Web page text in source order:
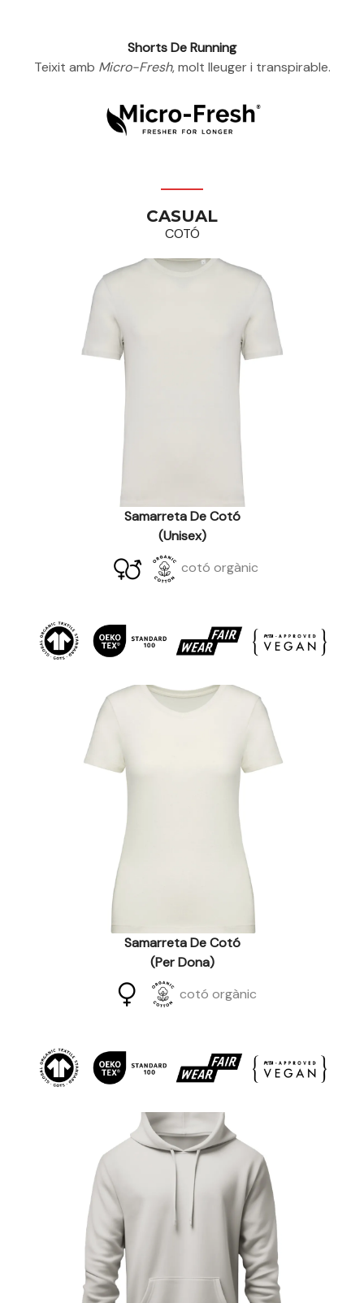
Shorts De Running
Teixit amb Micro-Fresh, molt lleuger i transpirable.
CASUAL
COTÓ
Samarreta De Cotó
(Unisex)
cotó orgànic
Samarreta De Cotó
(per Dona)
cotó orgànic